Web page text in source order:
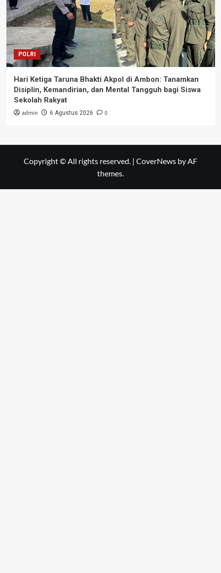
POLRI
Hari Ketiga Taruna Bhakti Akpol di Ambon: Tanamkan
Disiplin, Kemandirian, dan Mental Tangguh bagi Siswa
Sekolah Rakyat
admin 6 Agustus 2026 0
Copyright © All rights reserved. | CoverNews by AF
themes.